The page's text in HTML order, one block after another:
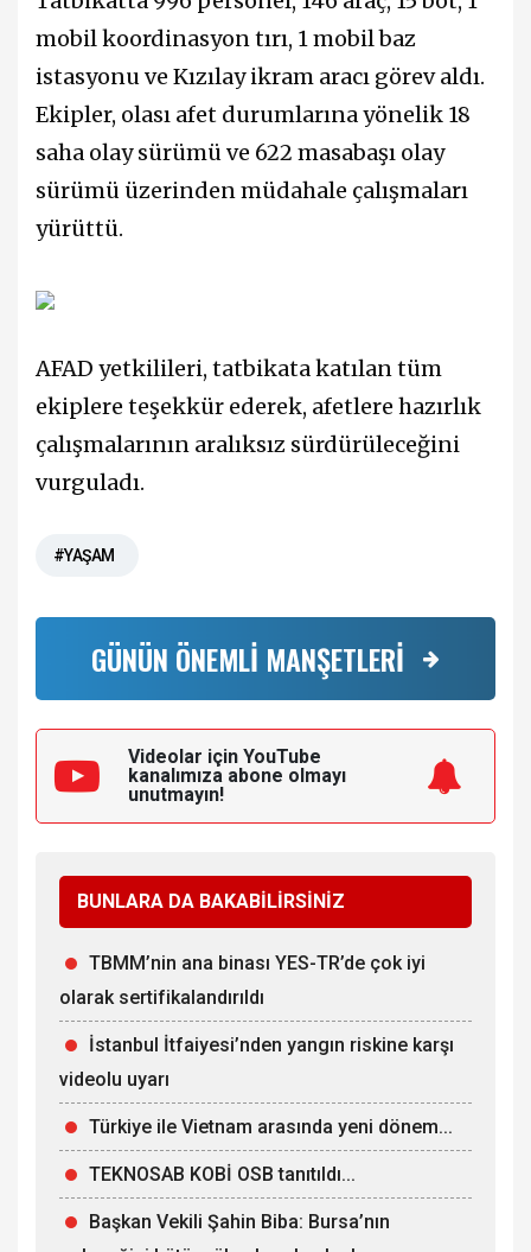
mobil koordinasyon tırı, 1 mobil baz
istasyonu ve Kızılay ikram aracı görev aldı.
Ekipler, olası afet durumlarına yönelik 18
saha olay sürümü ve 622 masabaşı olay
sürümü üzerinden müdahale çalışmaları
yürüttü.
AFAD yetkilileri, tatbikata katılan tüm
ekiplere teşekkür ederek, afetlere hazırlık
çalışmalarının aralıksız sürdürüleceğini
vurguladı.
#YAŞAM
GÜNÜN ÖNEMLİ MANŞETLERİ
Videolar için YouTube
kanalımıza abone olmayı
unutmayın!
BUNLARA DA BAKABİLİRSİNİZ
TBMM’nin ana binası YES-TR’de çok iyi
olarak sertifikalandırıldı
İstanbul İtfaiyesi’nden yangın riskine karşı
videolu uyarı
Türkiye ile Vietnam arasında yeni dönem...
TEKNOSAB KOBİ OSB tanıtıldı...
Başkan Vekili Şahin Biba: Bursa’nın